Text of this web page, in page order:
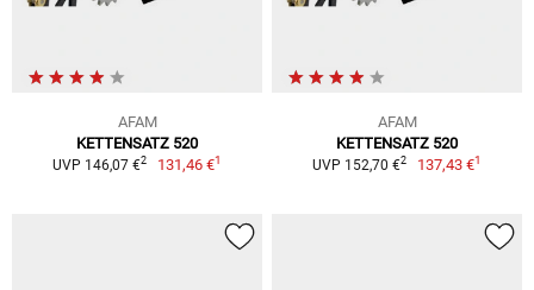
AFAM
KETTENSATZ 520
UVP 146,07 €2 131,46 €1
AFAM
KETTENSATZ 520
UVP 152,70 €2 137,43 €1